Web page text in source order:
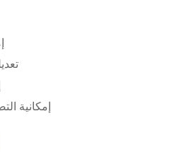
إمكانية